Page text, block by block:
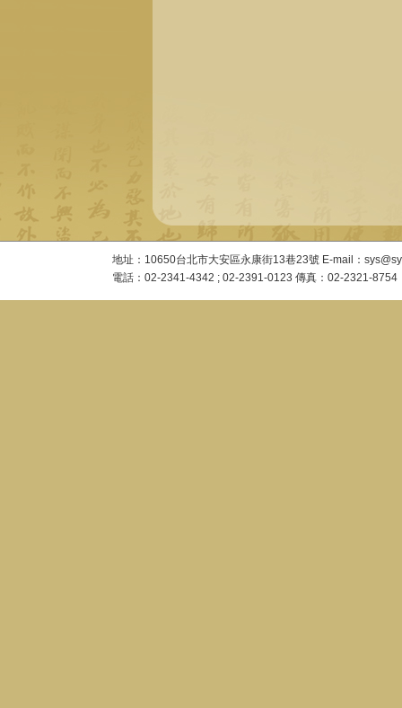
地址：10650台北市大安區永康街13巷23號 E-mail：
電話：02-2341-4342 ; 02-2391-0123 傳真：02-2321-8754